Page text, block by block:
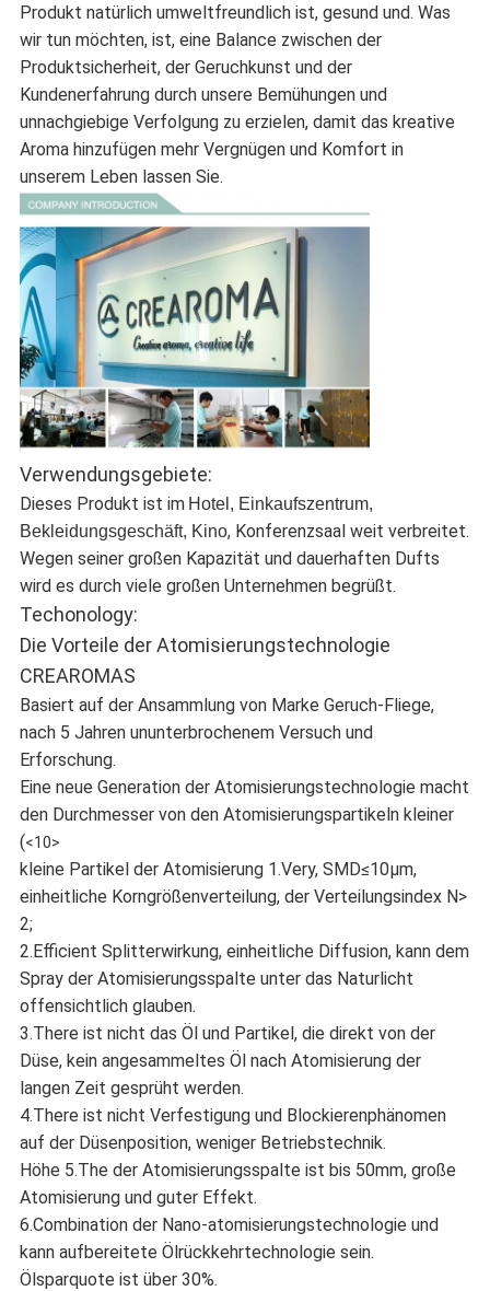
Produkt natürlich umweltfreundlich ist, gesund und. Was
wir tun möchten, ist, eine Balance zwischen der
Produktsicherheit, der Geruchkunst und der
Kundenerfahrung durch unsere Bemühungen und
unnachgiebige Verfolgung zu erzielen, damit das kreative
Aroma hinzufügen mehr Vergnügen und Komfort in
unserem Leben lassen Sie.
Verwendungsgebiete:
Dieses Produkt ist im Hotel, Einkaufszentrum,
Bekleidungsgeschäft, Kino, Konferenzsaal weit verbreitet.
Wegen seiner großen Kapazität und dauerhaften Dufts
wird es durch viele großen Unternehmen begrüßt.
Techonology:
Die Vorteile der Atomisierungstechnologie
CREAROMAS
Basiert auf der Ansammlung von Marke Geruch-Fliege,
nach 5 Jahren ununterbrochenem Versuch und
Erforschung.
Eine neue Generation der Atomisierungstechnologie macht
den Durchmesser von den Atomisierungspartikeln kleiner
(<10>
kleine Partikel der Atomisierung 1.Very, SMD≤10μm,
einheitliche Korngrößenverteilung, der Verteilungsindex N>
2;
2.Efficient Splitterwirkung, einheitliche Diffusion, kann dem
Spray der Atomisierungsspalte unter das Naturlicht
offensichtlich glauben.
3.There ist nicht das Öl und Partikel, die direkt von der
Düse, kein angesammeltes Öl nach Atomisierung der
langen Zeit gesprüht werden.
4.There ist nicht Verfestigung und Blockierenphänomen
auf der Düsenposition, weniger Betriebstechnik.
Höhe 5.The der Atomisierungsspalte ist bis 50mm, große
Atomisierung und guter Effekt.
6.Combination der Nano-atomisierungstechnologie und
kann aufbereitete Ölrückkehrtechnologie sein.
Ölsparquote ist über 30%.